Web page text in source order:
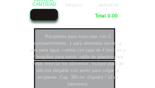
CANTIDAD
Total 0.00
IMPORTE
PRECIO
Recipiente para mascotas con 2
compartimentos: 1 para alimentos secos, y
otro para agua, cuenta con tapa de 4 broches y
2 boquillas para servir, rejilla de plástico para
evitar mezclar los alimentos. Incluye plato de
silicona plegable con arnés para colgar al
recipiente. Cap. 350 ml. (líquido) / 12 oz
(alimento).